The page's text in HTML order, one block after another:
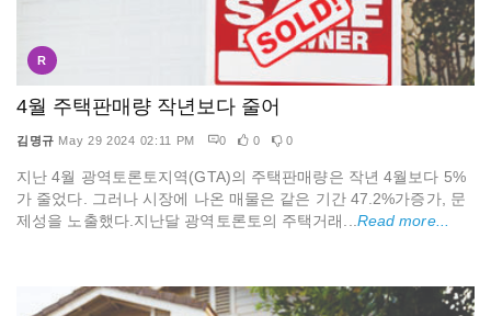
R
4월 주택판매량 작년보다 줄어
김명규 May 29 2024 02:11 PM 0 0 0
지난 4월 광역토론토지역(GTA)의 주택판매량은 작년 4월보다 5%
가 줄었다. 그러나 시장에 나온 매물은 같은 기간 47.2%가증가, 문
제성을 노출했다.지난달 광역토론토의 주택거래...Read more...